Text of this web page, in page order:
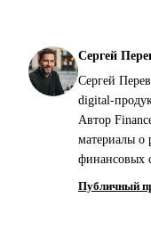
Сергей
Сергей
digital-
Автор
материалы о
финансовых
Публичный